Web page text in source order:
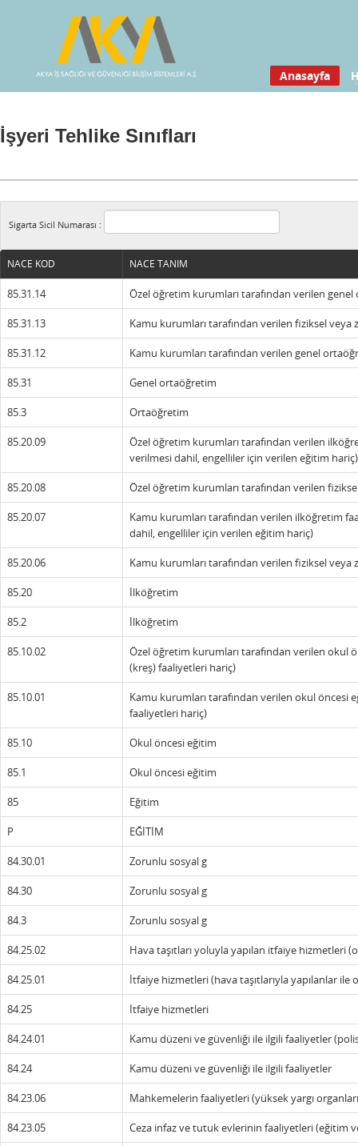
Anasayfa
İşyeri Tehlike Sınıfları
Sigarta Sicil Numarası :
NACE KOD NACE TANIM
85.31.14 Özel öğretim kurumları tarafından verilen
85.31.13 Kamu kurumları tarafından verilen fiziksel
85.31.12 Kamu kurumları tarafından verilen genel
85.31 Genel ortaöğretim
85.3 Ortaöğretim
85.20.09
Özel öğretim kurumları tarafından verilen
verilmesi dahil, engelliler için verilen eğitim hariç)
85.20.08 Özel öğretim kurumları tarafından verilen
85.20.07
Kamu kurumları tarafından verilen ilköğretim
dahil, engelliler için verilen eğitim hariç)
85.20.06 Kamu kurumları tarafından verilen fiziksel
85.20 İlköğretim
85.2 İlköğretim
85.10.02
Özel öğretim kurumları tarafından verilen okul
(kreş) faaliyetleri hariç)
85.10.01
Kamu kurumları tarafından verilen okul
faaliyetleri hariç)
85.10 Okul öncesi eğitim
85.1 Okul öncesi eğitim
85 Eğitim
P EĞİTİM
84.30.01 Zorunlu sosyal g
84.30 Zorunlu sosyal g
84.3 Zorunlu sosyal g
84.25.02 Hava taşıtları yoluyla yapılan itfaiye hizmetleri
84.25.01 İtfaiye hizmetleri (hava taşıtlarıyla yapılanlar
84.25 İtfaiye hizmetleri
84.24.01 Kamu düzeni ve güvenliği ile ilgili faaliyetler
84.24 Kamu düzeni ve güvenliği ile ilgili faaliyetler
84.23.06 Mahkemelerin faaliyetleri (yüksek yargı
84.23.05 Ceza infaz ve tutuk evlerinin faaliyetleri (eğitim